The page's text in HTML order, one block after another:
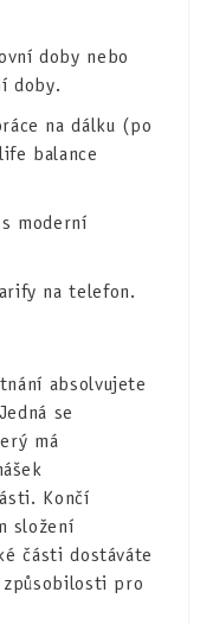
doby nebo
doby.
na dálku (po
balance
moderní
na telefon.
absolvujete
se
má
Končí
složení
části dostáváte
pro